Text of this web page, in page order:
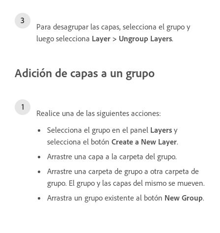
Para desagrupar las capas, selecciona el grupo y
luego selecciona Layer > Ungroup Layers.
Adición de capas a un grupo
Realice una de las siguientes acciones:
Selecciona el grupo en el panel Layers y
selecciona el botón Create a New Layer.
Arrastre una capa a la carpeta del grupo.
Arrastre una carpeta de grupo a otra carpeta de
grupo. El grupo y las capas del mismo se mueven.
Arrastra un grupo existente al botón New Group.